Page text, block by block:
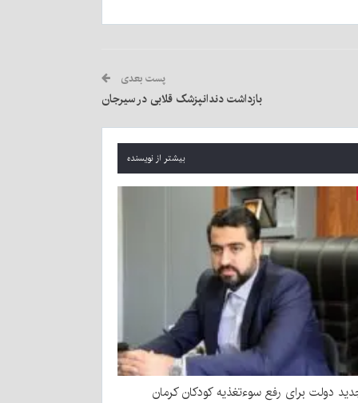
پست بعدی
بازداشت دندانپزشک قلابی در سیرجان
بیشتر از نویسنده
دولت برای رفع سوءتغذیه کودکان کرمان